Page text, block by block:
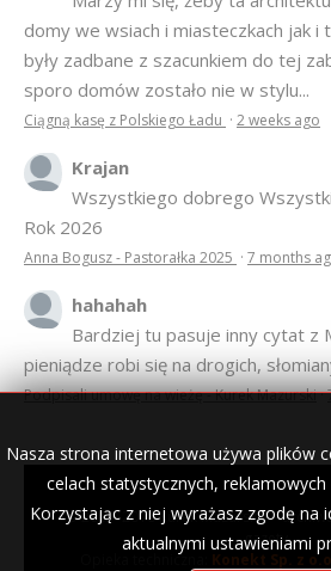
domy we wsiach i miasteczkach jak
były zadbane z szacunkiem do tej
sporo domów zostało nie w stylu...
Ciągną kasę z Polskiego Ładu · 2 weeks ago
Krajan
Wszystkiego dobrego
Rok 2026
Anna Bogusz - Pastorałka 2025 · 7 months
hahahah
Bardziej tu pasuje inny cytat z
pieniądze robi się na drogich,
Podpisali umowę na wieżę - Kurek Mazurski·
Nasza strona internetowa używa plików
celach statystycznych,
Korzystając z niej wyrażasz zgodę na
aktualnymi ustawieniami
© 2007–2018 Kurek Mazurski —
gazety.
Opieka techniczna: Konekt Sp. z